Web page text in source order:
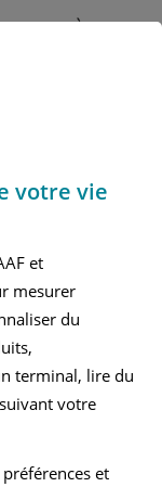
À propos
MAAF
votre vie
et
mesurer
du
terminal, lire du
votre
et